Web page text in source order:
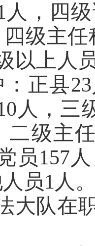
人，四
级主
以上人
：正县
人，三
二级主
员157
员1人
大队在